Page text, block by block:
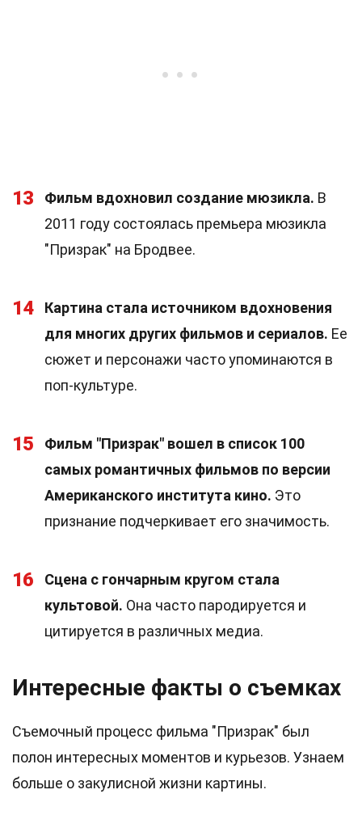
13 Фильм вдохновил создание мюзикла. В
2011 году состоялась премьера мюзикла
"Призрак" на Бродвее.
14
Картина стала источником вдохновения
для многих других фильмов и сериалов. Ее
сюжет и персонажи часто упоминаются в
поп-культуре.
15
Фильм "Призрак" вошел в список 100
самых романтичных фильмов по версии
Американского института кино. Это
признание подчеркивает его значимость.
16
Сцена с гончарным кругом стала
культовой. Она часто пародируется и
цитируется в различных медиа.
Интересные факты о съемках
Съемочный процесс фильма "Призрак" был
полон интересных моментов и курьезов. Узнаем
больше о закулисной жизни картины.